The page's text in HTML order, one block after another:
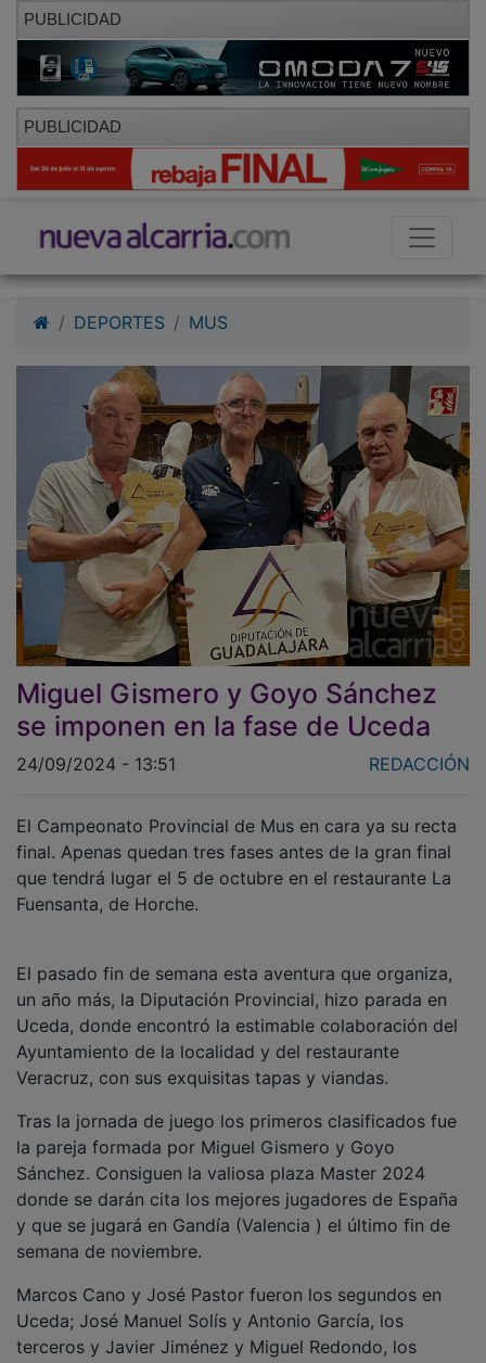
PUBLICIDAD
PUBLICIDAD
Miguel Gismero y Goyo Sánchez
se imponen en la fase de Uceda
24/09/2024 - 13:51 REDACCIÓN
final. Apenas quedan tres fases antes de la gran final
que tendrá lugar el 5 de octubre en el restaurante La
Fuensanta, de Horche.
un año más, la Diputación Provincial, hizo parada en
Uceda, donde encontró la estimable colaboración del
Ayuntamiento de la localidad y del restaurante
Veracruz, con sus exquisitas tapas y viandas.
la pareja formada por Miguel Gismero y Goyo
Sánchez. Consiguen la valiosa plaza Master 2024
donde se darán cita los mejores jugadores de España
y que se jugará en Gandía (Valencia ) el último fin de
semana de noviembre.
Uceda; José Manuel Solís y Antonio García, los
terceros y Javier Jiménez y Miguel Redondo, los
cuartos.